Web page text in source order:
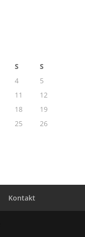
S
S
4
5
11
12
18
19
25
26
Kontakt